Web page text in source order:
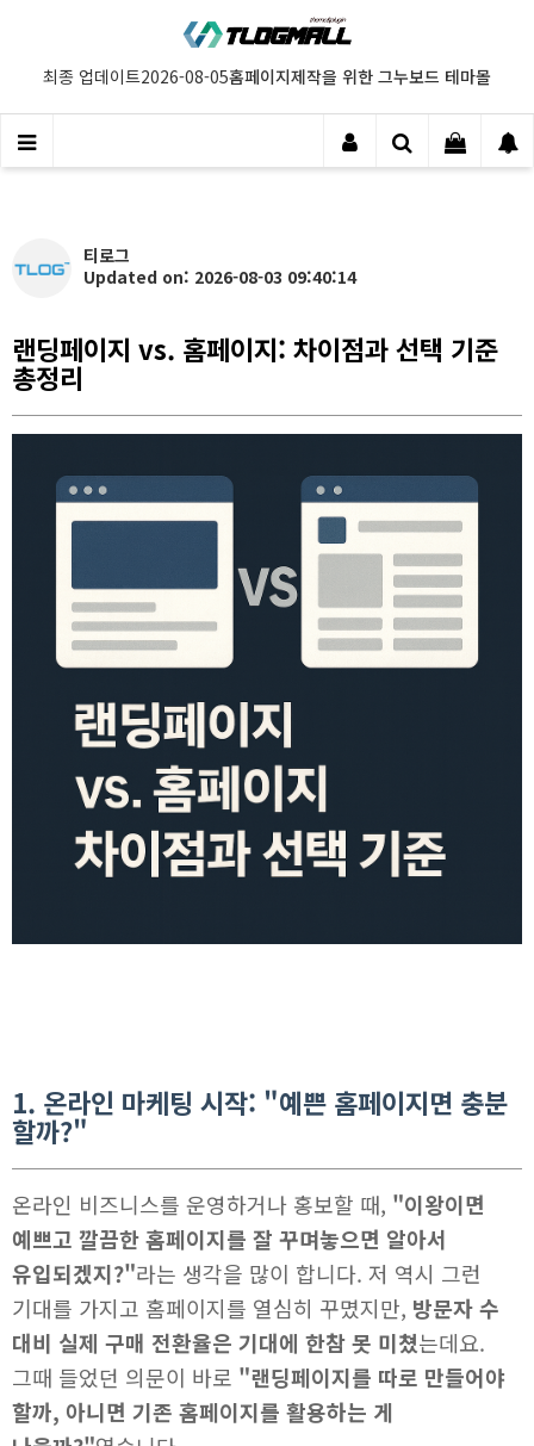
최종 업데이트2026-08-05홈페이지제작을 위한 그누보드 테마몰
티로그
Updated on: 2026-08-03 09:40:14
랜딩페이지 vs. 홈페이지: 차이점과 선택 기준
총정리
1. 온라인 마케팅 시작: "예쁜 홈페이지면 충분
할까?"
온라인 비즈니스를 운영하거나 홍보할 때, "이왕이면
예쁘고 깔끔한 홈페이지를 잘 꾸며놓으면 알아서
유입되겠지?"라는 생각을 많이 합니다. 저 역시 그런
기대를 가지고 홈페이지를 열심히 꾸몄지만, 방문자 수
대비 실제 구매 전환율은 기대에 한참 못 미쳤는데요.
그때 들었던 의문이 바로 "랜딩페이지를 따로 만들어야
할까, 아니면 기존 홈페이지를 활용하는 게